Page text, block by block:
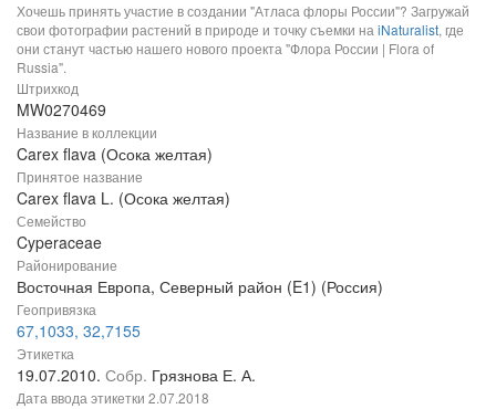
Хочешь принять участие в создании "Атласа флоры России"? Загружай
свои фотографии растений в природе и точку съемки на iNaturalist, где
они станут частью нашего нового проекта "Флора России | Flora of
Russia".
Штрихкод
MW0270469
Название в коллекции
Carex flava (Осока желтая)
Принятое название
Carex flava L. (Осока желтая)
Семейство
Cyperaceae
Районирование
Восточная Европа, Северный район (E1) (Россия)
Геопривязка
67,1033, 32,7155
Этикетка
19.07.2010. Собр. Грязнова Е. А.
Дата ввода этикетки 2.07.2018